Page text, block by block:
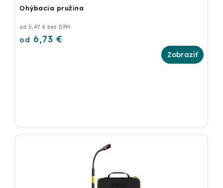
Ohýbacia pružina
od 5,47 € bez DPH
od 6,73 €